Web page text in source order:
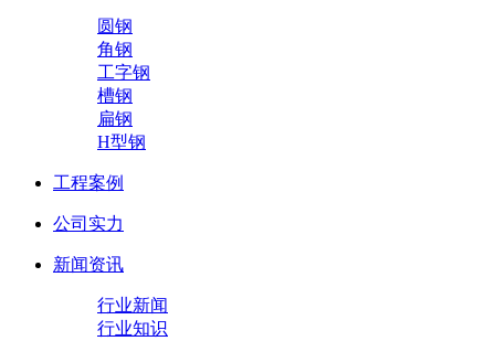
圆钢
角钢
工字钢
槽钢
扁钢
H型钢
工程案例
公司实力
新闻资讯
行业新闻
行业知识